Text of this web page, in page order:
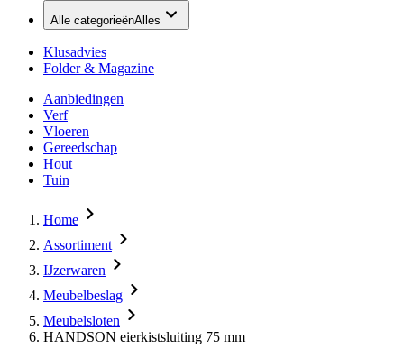
Alle categorieënAlles
Klusadvies
Folder & Magazine
Aanbiedingen
Verf
Vloeren
Gereedschap
Hout
Tuin
Home
Assortiment
IJzerwaren
Meubelbeslag
Meubelsloten
HANDSON eierkistsluiting 75 mm